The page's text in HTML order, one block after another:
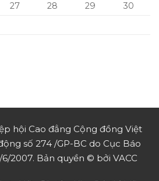
27 28 29
30
hội Cao đẳng Cộng đồng Việt
số 274 /GP-BC do Cục Báo
2007. Bản quyền © bởi VACC